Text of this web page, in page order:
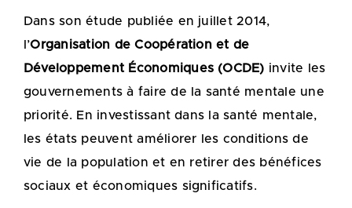
Dans son étude publiée en juillet 2014,
l’Organisation de Coopération et de
Développement Économiques (OCDE) invite les
gouvernements à faire de la santé mentale une
priorité. En investissant dans la santé mentale,
les états peuvent améliorer les conditions de
vie de la population et en retirer des bénéfices
sociaux et économiques significatifs.